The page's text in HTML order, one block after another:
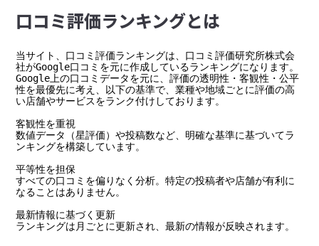
⼝コミ評価ランキングとは
当サイト、口コミ評価ランキングは、口コミ評価研究所株式会
社がGoogle口コミを元に作成しているランキングになります。
Google上の口コミデータを元に、評価の透明性・客観性・公平
性を最優先に考え、以下の基準で、業種や地域ごとに評価の高
い店舗やサービスをランク付けしております。
客観性を重視
数値データ（星評価）や投稿数など、明確な基準に基づいてラ
ンキングを構築しています。
平等性を担保
すべての口コミを偏りなく分析。特定の投稿者や店舗が有利に
なることはありません。
最新情報に基づく更新
ランキングは月ごとに更新され、最新の情報が反映されます。